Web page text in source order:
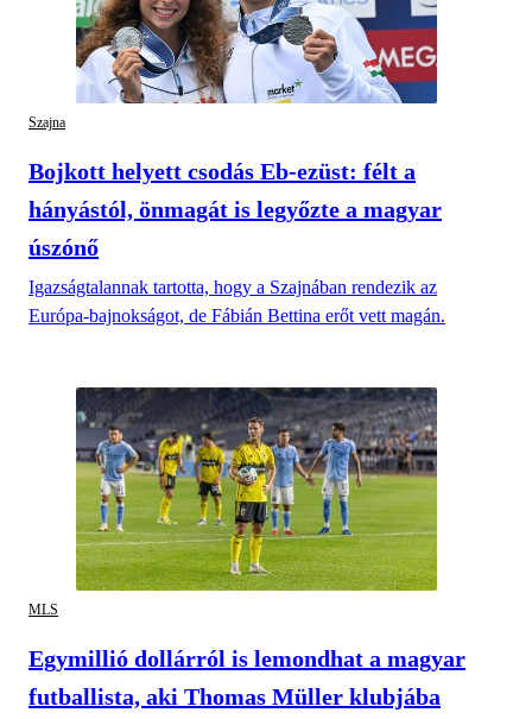
Szajna
Bojkott helyett csodás Eb-ezüst: félt a
hányástól, önmagát is legyőzte a magyar
úszónő
Igazságtalannak tartotta, hogy a Szajnában rendezik az
Európa-bajnokságot, de Fábián Bettina erőt vett magán.
MLS
Egymillió dollárról is lemondhat a magyar
futballista, aki Thomas Müller klubjába